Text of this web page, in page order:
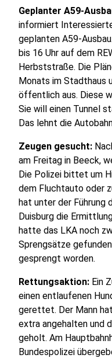
Geplanter A59-
informiert
geplanten A59-
bis 16 Uhr auf dem
Herbststraße. Die
Monats im Stadthaus
öffentlich aus. Diese
Sie will einen Tunnel
Das lehnt die
Zeugen gesucht:
am Freitag in Beeck,
Die Polizei bittet um
dem Fluchtauto oder
hat unter der
Duisburg die
hatte das LKA noch
Sprengsätze
gesprengt worden.
Rettungsaktion: Ein
einen entlaufenen
gerettet. Der Mann
extra angehalten und
geholt. Am
Bundespolizei